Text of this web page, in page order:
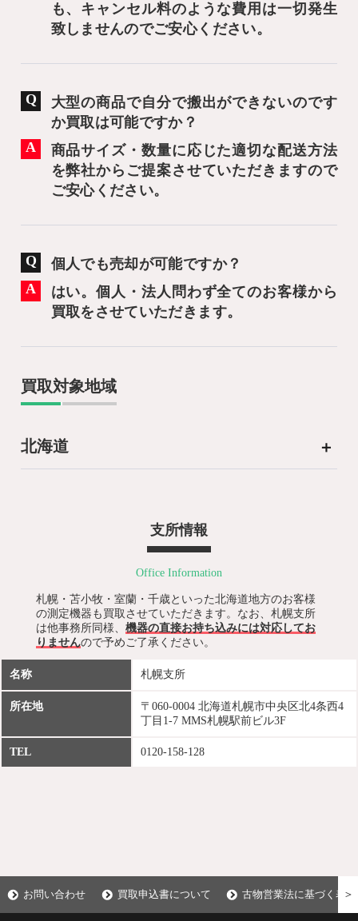
も、キャンセル料のような費用は一切発生
致しませんのでご安心ください。
大型の商品で自分で搬出ができないのです
か買取は可能ですか？
商品サイズ・数量に応じた適切な配送方法
を弊社からご提案させていただきますので
ご安心ください。
個人でも売却が可能ですか？
はい。個人・法人問わず全てのお客様から
買取をさせていただきます。
買取対象地域
北海道
支所情報
Office Information
札幌・苫小牧・室蘭・千歳といった北海道地方のお客様
の測定機器も買取させていただきます。なお、札幌支所
は他事務所同様、 機器の直接お持ち込みには対応してお
りませんので予めご了承ください。
名称 札幌支所
所在地
〒060-0004 北海道札幌市中央区北4条西4
丁目1-7 MMS札幌駅前ビル3F
TEL 0120-158-128
お問い合わせ 買取申込書について 古物営業法に基づく表示
＞